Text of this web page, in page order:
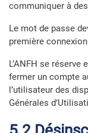
communiquer à
Le mot de passe
première
L’ANFH se
fermer un compte
l’utilisateur des
Générales